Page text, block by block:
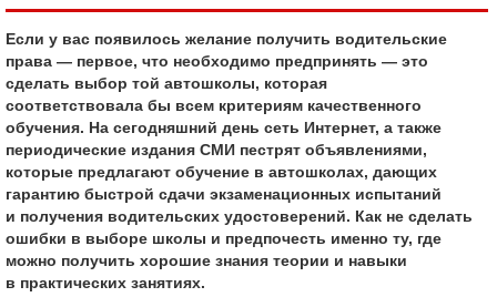
Если у вас появилось желание получить водительские
права — первое, что необходимо предпринять — это
сделать выбор той автошколы, которая
соответствовала бы всем критериям качественного
обучения. На сегодняшний день сеть Интернет, а также
периодические издания СМИ пестрят объявлениями,
которые предлагают обучение в автошколах, дающих
гарантию быстрой сдачи экзаменационных испытаний
и получения водительских удостоверений. Как не сделать
ошибки в выборе школы и предпочесть именно ту, где
можно получить хорошие знания теории и навыки
в практических занятиях.